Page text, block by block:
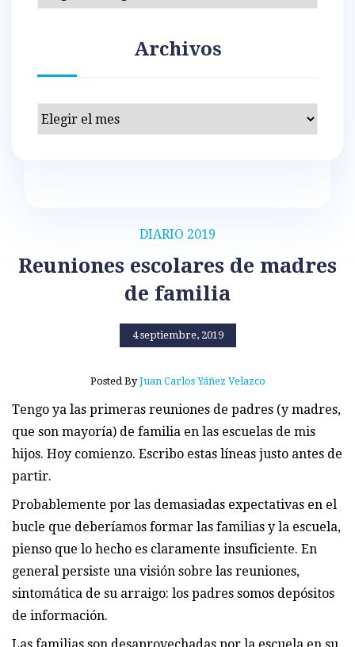
DIARIO 2019
Reuniones escolares de madres
de familia
4 septiembre, 2019
Posted ByJuan Carlos Yáñez Velazco
Tengo ya las primeras reuniones de padres (y madres,
que son mayoría) de familia en las escuelas de mis
hijos. Hoy comienzo. Escribo estas líneas justo antes de
partir.
Probablemente por las demasiadas expectativas en el
bucle que deberíamos formar las familias y la escuela,
pienso que lo hecho es claramente insuficiente. En
general persiste una visión sobre las reuniones,
sintomática de su arraigo: los padres somos depósitos
de información.
Archivos
Archivos